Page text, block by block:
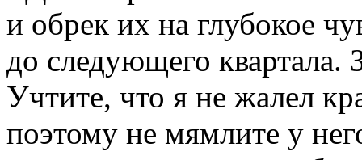
и обрек их на глубокое
до следующего квартала.
Учтите, что я не жалел
поэтому не мямлите у